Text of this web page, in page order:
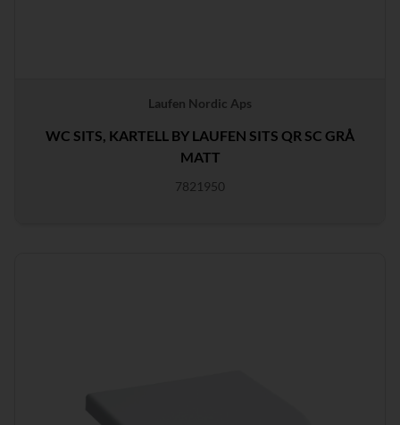
Laufen Nordic Aps
WC SITS, KARTELL BY LAUFEN SITS QR SC GRÅ
MATT
7821950